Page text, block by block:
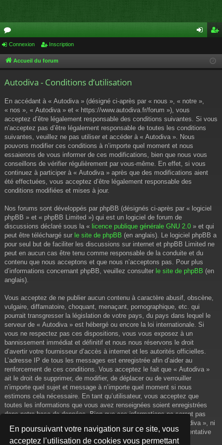
En poursuivant votre navigation sur ce site, vous
acceptez l’utilisation de cookies vous permettant
or
u cri
Connexion Inscription
Accueil du forum
Autodiva - Conditions d’utilisation
En accédant à « Autodiva » (désigné ci-après par « nous », « notre »,
« nos », « Autodiva » et « https://www.autodiva.fr/forum »), vous
acceptez d’être légalement responsable des conditions suivantes. Si vous
n’acceptez pas d’être légalement responsable de toutes les conditions
suivantes, veuillez ne pas utiliser et accéder à « Autodiva ». Nous
pouvons modifier ces conditions à n’importe quel moment et nous
essaierons de vous informer de ces modifications, bien que nous vous
conseillons de vérifier régulièrement par vous-même. En effet, si vous
continuez à participer à « Autodiva » après que des modifications aient
été effectuées, vous acceptez d’être légalement responsable des
conditions modifiées et mises à jour.
Nos forums sont développés par phpBB (désignés ci-après par « logiciel
phpBB » et « phpBB Limited ») qui est un logiciel de forum de
discussions déclaré sous la « licence publique générale GNU 2.0 » et qui
peut être téléchargé sur le site de phpBB (en anglais). Le logiciel phpBB a
pour seul but de faciliter les discussions sur internet et phpBB Limited ne
peut en aucun cas être tenu comme responsable de la conduite et du
contenu que nous acceptons et que nous n’acceptons pas. Pour plus
d’informations concernant phpBB, veuillez consulter le site de phpBB (en
anglais).
Vous acceptez de ne publier aucun contenu à caractère abusif, obscène,
vulgaire, diffamatoire, choquant, menaçant, pornographique, etc. qui
pourrait transgresser la législation de votre pays, du pays dans lequel le
serveur de « Autodiva » est hébergé ou encore la loi internationale. Si
vous ne respectez pas ces dispositions, vous vous exposez à un
bannissement immédiat et définitif et nous nous réservons le droit
d’avertir votre fournisseur d’accès à internet et les autorités officielles.
L’adresse IP de tous les messages est enregistrée afin d’aider au
renforcement de ces conditions. Vous acceptez le fait que « Autodiva »
ait le droit de supprimer, de modifier, de déplacer ou de verrouiller
n’importe quel sujet et message à n’importe quel moment si nous
estimons cela nécessaire. En tant qu’utilisateur, vous acceptez que
toutes les informations que vous avez renseignées soient enregistrées
dans notre base de données. Bien que ces informations ne seront pas
diffusées à une tierce partie sans votre consentement, ni « Autodiva », ni
phpBB, ne pourront être tenus comme responsables en cas de tentative
de piratage informatique visant à compromettre vos données.